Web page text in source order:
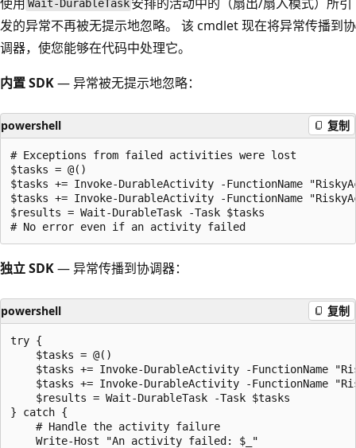
Wait-DurableTask
发的异常不再被无提示地忽略。 该 cmdlet 现在将异常传播到协
调器，使您能够在代码中处理它。
内置 SDK— 异常被无提示地忽略：
powershell 复制
# Exceptions from failed activities were lost
$tasks = @()
$tasks += Invoke-DurableActivity -FunctionName
$tasks += Invoke-DurableActivity -FunctionName
$results = Wait-DurableTask -Task $tasks
独立 SDK— 异常传播到协调器：
powershell 复制
try {
    $tasks = @()
$tasks += Invoke-DurableActivity -FunctionName
$tasks += Invoke-DurableActivity -FunctionName
    $results = Wait-DurableTask -Task $tasks
} catch {
    # Handle the activity failure
    Write-Host "An activity failed: $_"